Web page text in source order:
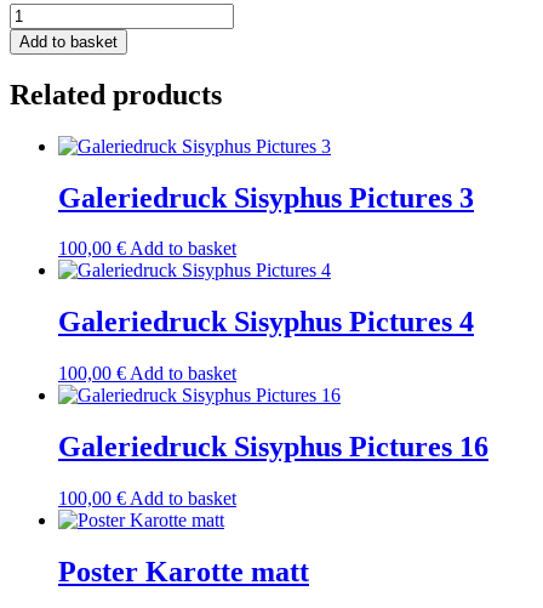
Galeriedruck
Sisyphus
Pictures
quantity
Add to basket
Related products
Galeriedruck Sisyphus Pictures 3
100,00 €Add to basket
Galeriedruck Sisyphus Pictures 4
100,00 € Add to basket
Galeriedruck Sisyphus Pictures 16
100,00 € Add to basket
Poster Karotte matt